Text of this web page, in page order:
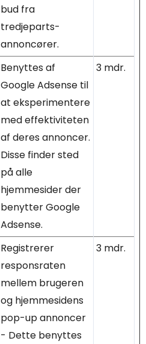
bud fra
tredjeparts-
annoncører.
Benyttes af
Google Adsense til
at eksperimentere
med effektiviteten
af deres annoncer.
Disse finder sted
på alle
hjemmesider der
benytter Google
Adsense.
3 mdr.
Registrerer
responsraten
mellem brugeren
og hjemmesidens
pop-up annoncer
- Dette benyttes
3 mdr.